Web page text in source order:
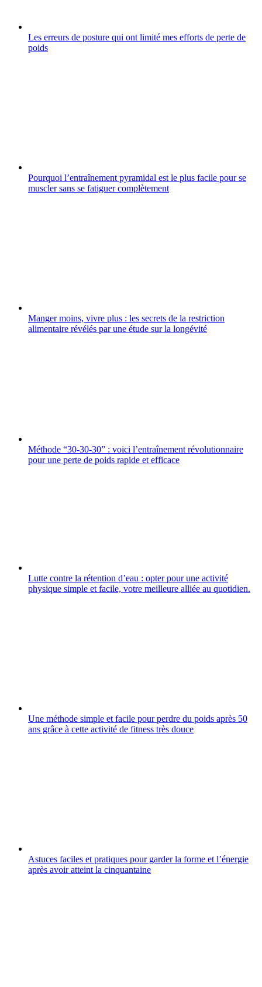
Les erreurs de posture qui ont limité mes efforts de perte de
poids
Pourquoi l’entraînement pyramidal est le plus facile pour se
muscler sans se fatiguer complètement
Manger moins, vivre plus : les secrets de la restriction
alimentaire révélés par une étude sur la longévité
Méthode “30-30-30” : voici l’entraînement révolutionnaire
pour une perte de poids rapide et efficace
Lutte contre la rétention d’eau : opter pour une activité
physique simple et facile, votre meilleure alliée au quotidien.
Une méthode simple et facile pour perdre du poids après 50
ans grâce à cette activité de fitness très douce
Astuces faciles et pratiques pour garder la forme et l’énergie
après avoir atteint la cinquantaine